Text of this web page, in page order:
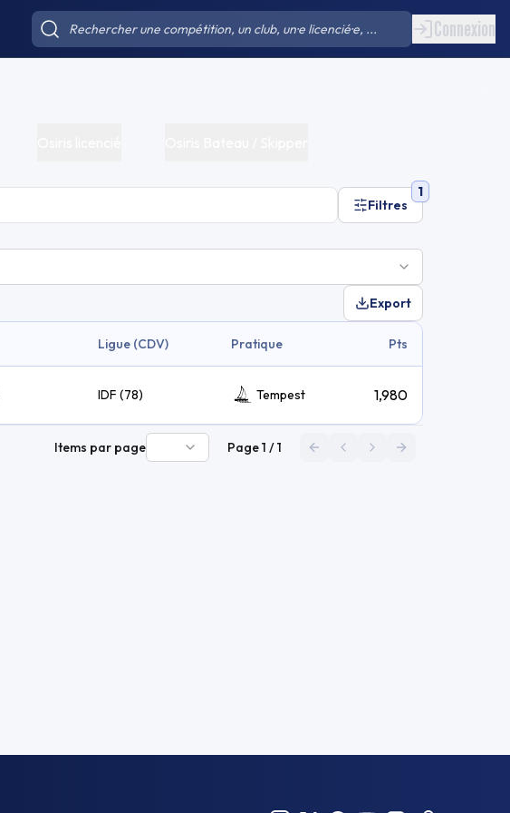
Connexion
Filtres
1
Export
Ligue (CDV) Pratique Pts
IDF (78) Tempest 1,980
Items par page Page1 /1 Première page
Page précédente
Page suivante
Dernière page